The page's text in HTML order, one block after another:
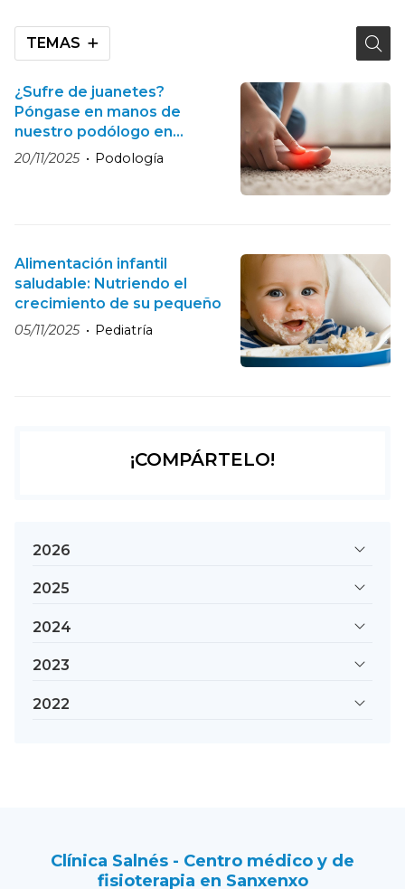
TEMAS
¿Sufre de juanetes?
Póngase en manos de
nuestro podólogo en
Sanxenxo
20/11/2025 Podología
Alimentación infantil
saludable: Nutriendo el
crecimiento de su pequeño
05/11/2025 Pediatría
¡COMPÁRTELO!
2026
2025
2024
2023
2022
Clínica Salnés - Centro médico y de
fisioterapia en Sanxenxo